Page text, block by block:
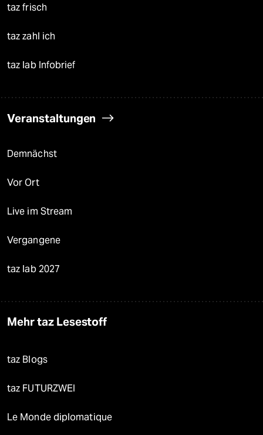
taz frisch
taz zahl ich
taz lab Infobrief
Veranstaltungen
Demnächst
Vor Ort
Live im Stream
Vergangene
taz lab 2027
Mehr taz Lesestoff
taz Blogs
taz FUTURZWEI
Le Monde diplomatique